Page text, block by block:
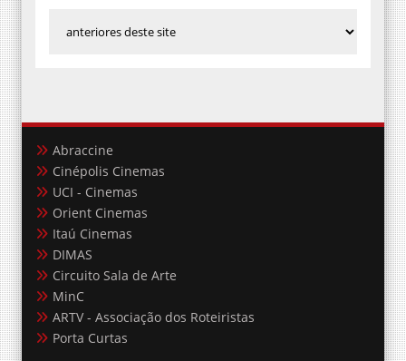
Abraccine
Cinépolis Cinemas
UCI - Cinemas
Orient Cinemas
Itaú Cinemas
DIMAS
Circuito Sala de Arte
MinC
ARTV - Associação dos Roteiristas
Porta Curtas